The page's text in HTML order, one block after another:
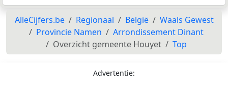
AlleCijfers.be Regionaal België
Waals Gewest
Provincie Namen
Arrondissement Dinant
Overzicht gemeente Houyet
Top
Advertentie: